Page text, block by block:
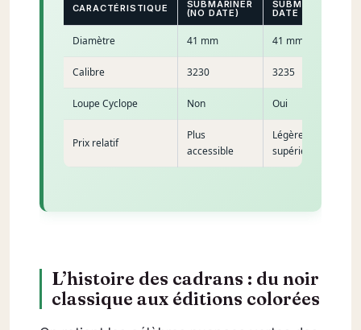
CARACTÉRISTIQUE SUBMARINER
(NO DATE)
SUBMARINER
DATE
Diamètre 41 mm 41 mm
Calibre 3230 3235
Loupe Cyclope Non Oui
Prix relatif
Plus
accessible
Légèrement
supérieur
L’histoire des cadrans : du noir
classique aux éditions colorées